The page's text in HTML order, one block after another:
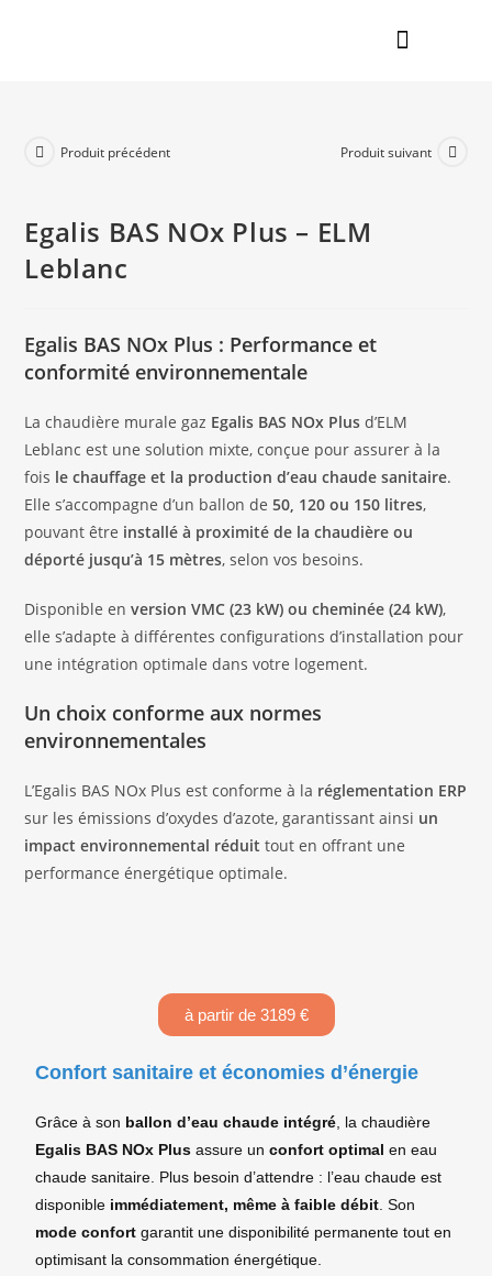
Produit précédent Produit suivant
Egalis BAS NOx Plus – ELM
Leblanc
Egalis BAS NOx Plus : Performance et
conformité environnementale
La chaudière murale gaz Egalis BAS NOx Plus d’ELM
Leblanc est une solution mixte, conçue pour assurer à la
fois le chauffage et la production d’eau chaude sanitaire.
Elle s’accompagne d’un ballon de50, 120 ou 150 litres,
pouvant être installé à proximité de la chaudière ou
déporté jusqu’à 15 mètres, selon vos besoins.
Disponible enversion VMC (23 kW) ou cheminée (24 kW),
elle s’adapte à différentes configurations d’installation pour
une intégration optimale dans votre logement.
Un choix conforme aux normes
environnementales
L’Egalis BAS NOx Plus est conforme à la réglementation ERP
sur les émissions d’oxydes d’azote, garantissant ainsi un
impact environnemental réduit tout en offrant une
performance énergétique optimale.
à partir de 3189 €
Confort sanitaire et économies d’énergie
Grâce à son ballon d’eau chaude intégré , la chaudière
Egalis BAS NOx Plus assure unconfort optimal en eau
chaude sanitaire. Plus besoin d’attendre : l’eau chaude est
disponible immédiatement, même à faible débit . Son
mode confort garantit une disponibilité permanente tout en
optimisant la consommation énergétique.